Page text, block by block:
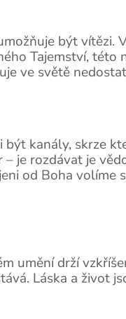
být vítězi.
Tajemství, této
ve světě
kanály, skrze
je rozdávat je
od Boha volíme
umění drží
Láska a život